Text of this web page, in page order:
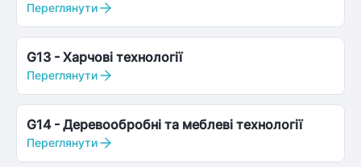
Переглянути
G13 - Харчові технології
Переглянути
G14- Деревообробні та меблеві технології
Переглянути